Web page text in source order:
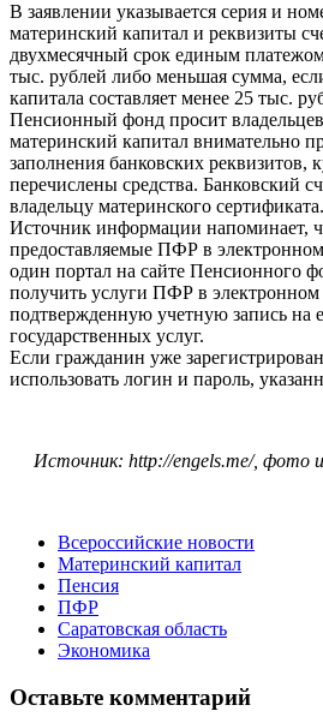
В заявлении указывается серия и
материнский капитал и реквизиты
двухмесячный срок единым
тыс. рублей либо меньшая сумма,
капитала составляет менее 25 тыс.
Пенсионный фонд просит
материнский капитал внимательно
заполнения банковских реквизитов,
перечислены средства. Банковский
владельцу материнского сертификата.
Источник информации напоминает,
предоставляемые ПФР в
один портал на сайте Пенсионного
получить услуги ПФР в
подтвержденную учетную запись на
государственных услуг.
Если гражданин уже
использовать логин и пароль,
Источник: http://engels.me/, фото
Всероссийские новости
Материнский капитал
Пенсия
ПФР
Саратовская область
Экономика
Оставьте комментарий